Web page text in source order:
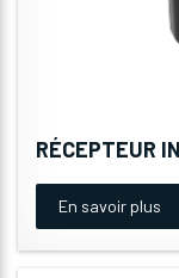
RÉCEPTEUR
En savoir plus